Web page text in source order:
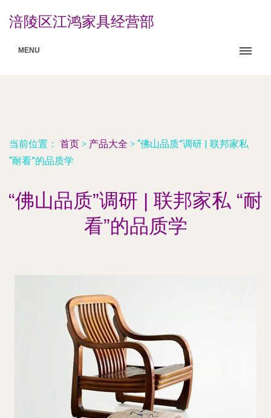
涪陵区江鸿家具经营部
MENU
当前位置： 首页 > 产品大全 > “佛山品质”调研 | 联邦家私
“耐看”的品质学
“佛山品质”调研 | 联邦家私 “耐
看”的品质学